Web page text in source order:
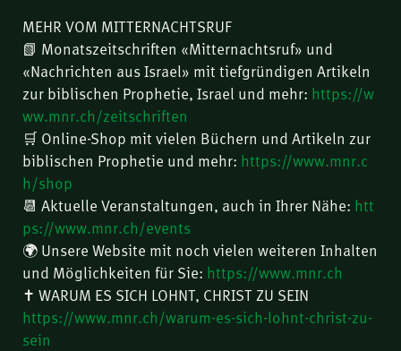
MEHR VOM MITTERNACHTSRUF
📗 Monatszeitschriften «Mitternachtsruf» und
«Nachrichten aus Israel» mit tiefgründigen Artikeln
zur biblischen Prophetie, Israel und mehr: https://w
ww.mnr.ch/zeitschriften
🛒 Online-Shop mit vielen Büchern und Artikeln zur
biblischen Prophetie und mehr: https://www.mnr.c
h/shop
📆 Aktuelle Veranstaltungen, auch in Ihrer Nähe: htt
ps://www.mnr.ch/events
🌍 Unsere Website mit noch vielen weiteren Inhalten
und Möglichkeiten für Sie: https://www.mnr.ch
✝️ WARUM ES SICH LOHNT, CHRIST ZU SEIN
https://www.mnr.ch/warum-es-sich-lohnt-christ-zu-
sein